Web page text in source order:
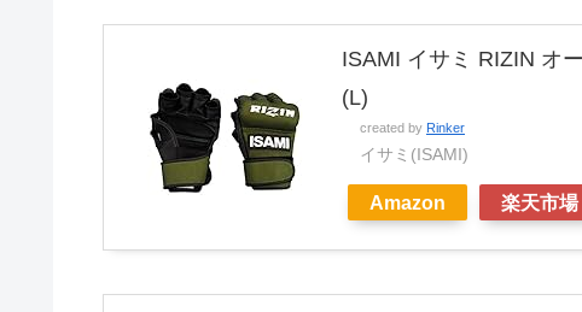
ISAMI イサミ RIZIN オ
(L)
created by Rinker
イサミ(ISAMI)
Amazon 楽天市場